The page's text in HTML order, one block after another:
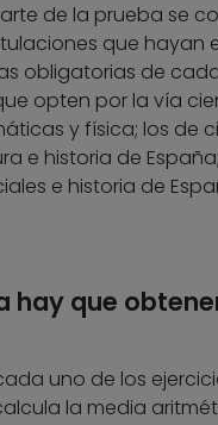
de la prueba se
que hayan
obligatorias de
opten por la vía
y física; los de
e historia de
e historia de
hay que
uno de los
la media